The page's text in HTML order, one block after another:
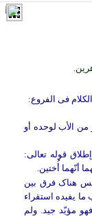
فی الفروع:
من الأب لوحده أو
قوله تعالى:
هناک فرق بین
یفیده استقراء
مؤیّد جید. ولم